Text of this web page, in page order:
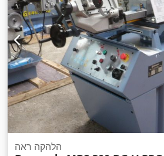
הלהקה ראה